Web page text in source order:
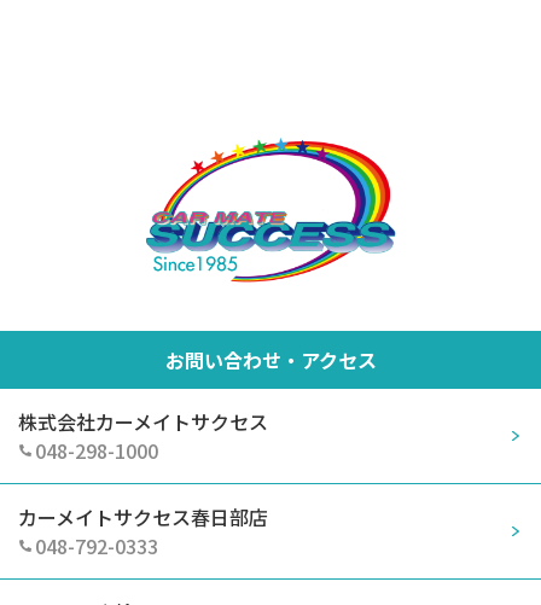
お問い合わせ・アクセス
株式会社カーメイトサクセス
048-298-1000
カーメイトサクセス春日部店
048-792-0333